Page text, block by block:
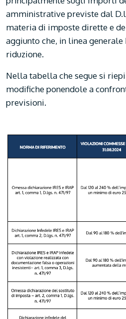
amministrative previste dal
materia di imposte dirette e
aggiunto che, in linea generale
riduzione.
Nella tabella che segue si
modifiche ponendole a
previsioni.